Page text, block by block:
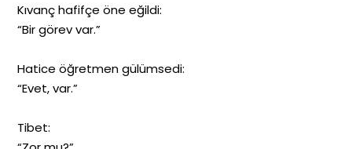
Kıvanç hafifçe öne eğildi:
“Bir görev var.”
Hatice öğretmen gülümsedi:
“Evet, var.”
Tibet: